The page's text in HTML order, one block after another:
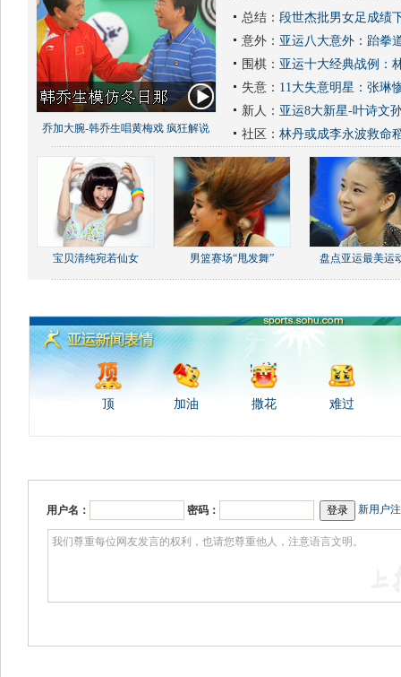
乔加大腕-韩乔生唱黄梅戏 疯狂解说
总结： 段世杰批男女足成绩
意外： 亚运八大意外：跆拳
围棋： 亚运十大经典战例：
失意： 11大失意明星：张琳
新人： 亚运8大新星-叶诗文
社区： 林丹或成李永波救命
宝贝清纯宛若仙女 男篮赛场“甩发舞” 盘点亚运最美运
顶 加油 撒花 难过
用户名： 密码： 新用户